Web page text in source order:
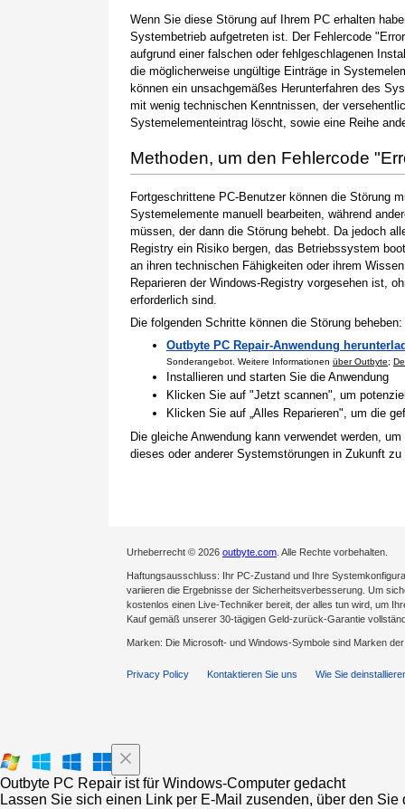
Wenn Sie diese Störung auf Ihrem PC erhalten
Systembetrieb aufgetreten ist. Der Fehlercode
aufgrund einer falschen oder fehlgeschlagenen
die möglicherweise ungültige Einträge in
können ein unsachgemäßes Herunterfahren des
mit wenig technischen Kenntnissen, der
Systemelementeintrag löscht, sowie eine Reihe
Methoden, um den Fehlercode
Fortgeschrittene PC-Benutzer können die Störung
Systemelemente manuell bearbeiten, während
müssen, der dann die Störung behebt. Da jedoch
Registry ein Risiko bergen, das Betriebssystem
an ihren technischen Fähigkeiten oder ihrem
Reparieren der Windows-Registry vorgesehen ist,
erforderlich sind.
Die folgenden Schritte können die Störung beheben:
Outbyte PC Repair-Anwendung
Sonderangebot. Weitere Informationen über Outbyte;
Installieren und starten Sie die Anwendung
Klicken Sie auf "Jetzt scannen", um
Klicken Sie auf „Alles Reparieren", um die
Die gleiche Anwendung kann verwendet werden,
dieses oder anderer Systemstörungen in Zukunft zu
Urheberrecht © 2026 outbyte.com . Alle Rechte vorbehalten.
Haftungsausschluss: Ihr PC-Zustand und Ihre
variieren die Ergebnisse der Sicherheitsverbesserung. Um
kostenlos einen Live-Techniker bereit, der alles tun wird, um
Kauf gemäß unserer 30-tägigen Geld-zurück-Garantie
Marken: Die Microsoft- und Windows-Symbole sind Marken
Privacy Policy Kontaktieren Sie uns Wie Sie
Outbyte PC Repair ist für Windows-Computer gedacht
Lassen Sie sich einen Link per E-Mail zusenden, über den